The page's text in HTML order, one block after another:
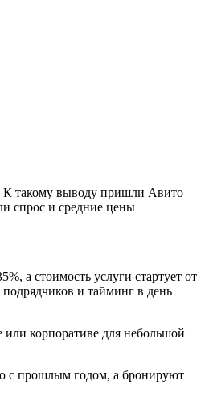
К такому выводу пришли Авито
спрос и средние цены
а стоимость услуги стартует от
и тайминг в день
или корпоративе для небольшой
с прошлым годом, а бронируют